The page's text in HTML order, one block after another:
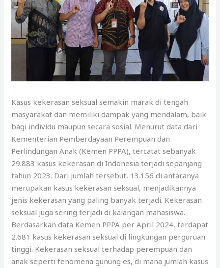
Kasus kekerasan seksual semakin marak di tengah
masyarakat dan memiliki dampak yang mendalam, baik
bagi individu maupun secara sosial. Menurut data dari
Kementerian Pemberdayaan Perempuan dan
Perlindungan Anak (Kemen PPPA), tercatat sebanyak
29.883 kasus kekerasan di Indonesia terjadi sepanjang
tahun 2023. Dari jumlah tersebut, 13.156 di antaranya
merupakan kasus kekerasan seksual, menjadikannya
jenis kekerasan yang paling banyak terjadi. Kekerasan
seksual juga sering terjadi di kalangan mahasiswa.
Berdasarkan data Kemen PPPA per April 2024, terdapat
2.681 kasus kekerasan seksual di lingkungan perguruan
tinggi. Kekerasan seksual terhadap perempuan dan
anak seperti fenomena gunung es, di mana jumlah kasus